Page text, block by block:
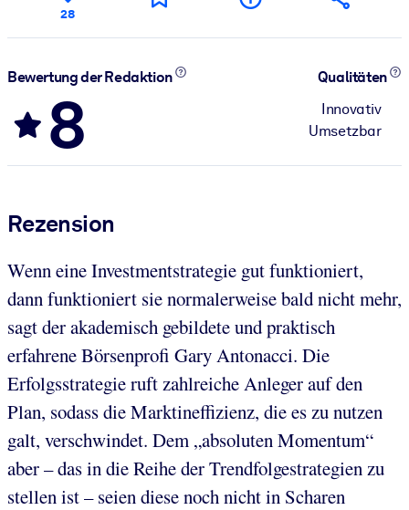
28
Bewertung der Redaktion
8
Qualitäten
Innovativ
Umsetzbar
Rezension
Wenn eine Investmentstrategie gut funktioniert,
dann funktioniert sie normalerweise bald nicht mehr,
sagt der akademisch gebildete und praktisch
erfahrene Börsenprofi Gary Antonacci. Die
Erfolgsstrategie ruft zahlreiche Anleger auf den
Plan, sodass die Marktineffizienz, die es zu nutzen
galt, verschwindet. Dem „absoluten Momentum“
aber – das in die Reihe der Trendfolgestrategien zu
stellen ist – seien diese noch nicht in Scharen